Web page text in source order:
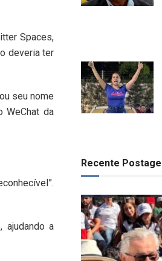
Spaces,
deveria ter
seu nome
WeChat da
ajudando a
Recente